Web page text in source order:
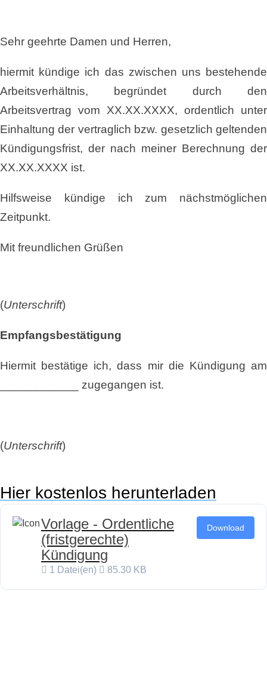
Sehr geehrte Damen und Herren,
hiermit kündige ich das zwischen uns bestehende
Arbeitsverhältnis, begründet durch den
Arbeitsvertrag vom XX.XX.XXXX, ordentlich unter
Einhaltung der vertraglich bzw. gesetzlich geltenden
Kündigungsfrist, der nach meiner Berechnung der
XX.XX.XXXX ist.
Hilfsweise kündige ich zum nächstmöglichen
Zeitpunkt.
Mit freundlichen Grüßen
(Unterschrift)
Empfangsbestätigung
Hiermit bestätige ich, dass mir die Kündigung am
____________ zugegangen ist.
(Unterschrift)
Hier kostenlos herunterladen
Vorlage - Ordentliche
(fristgerechte)
Kündigung
1 Datei(en) 85.30 KB
Download